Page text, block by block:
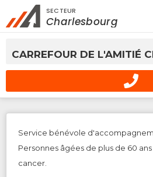
Rechercher à proximité -
Services
SECTEUR
Charlesbourg
CARREFOUR DE L'AMITIÉ
Service bénévole
Personnes âgées de plus de 60
cancer.